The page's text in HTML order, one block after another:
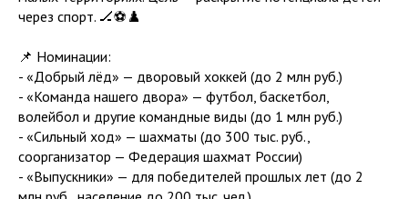
через спорт. 🏒⚽♟️
📌 Номинации:
- «Добрый лёд» — дворовый хоккей (до 2 млн руб.)
- «Команда нашего двора» — футбол, баскетбол,
волейбол и другие командные виды (до 1 млн руб.)
- «Сильный ход» — шахматы (до 300 тыс. руб.,
соорганизатор — Федерация шахмат России)
- «Выпускники» — для победителей прошлых лет (до 2